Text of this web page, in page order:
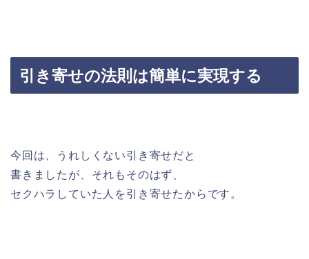
引き寄せの法則は簡単に実現する
今回は、うれしくない引き寄せだと
書きましたが、それもそのはず、
セクハラしていた人を引き寄せたからです。